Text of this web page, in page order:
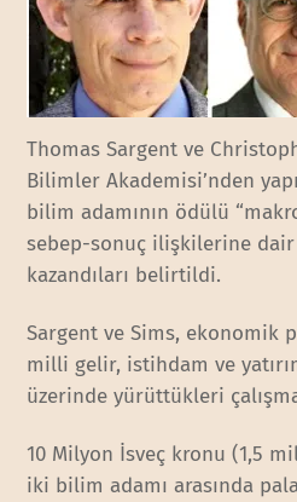
Thomas Sargent ve
Bilimler Akademisi’nden
bilim adamının ödülü
sebep-sonuç ilişkilerine dair
kazandıları belirtildi.
Sargent ve Sims, ekonomik
milli gelir, istihdam ve
üzerinde yürüttükleri
10 Milyon İsveç kronu (1,5
iki bilim adamı arasında